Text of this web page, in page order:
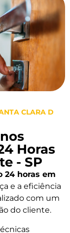
CLARA D
Horas
- SP
24 horas em
e a eficiência
com um
do cliente.